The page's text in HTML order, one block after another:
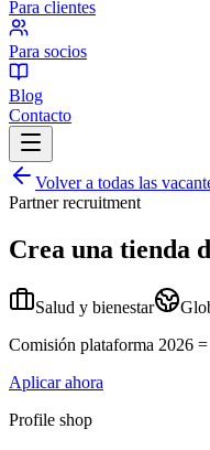
Para clientes
Para socios
Blog
Contacto
Volver a todas las
Partner recruitment
Crea una tienda
Salud y bienestar
Comisión plataforma 2026 =
Aplicar ahora
Profile shop